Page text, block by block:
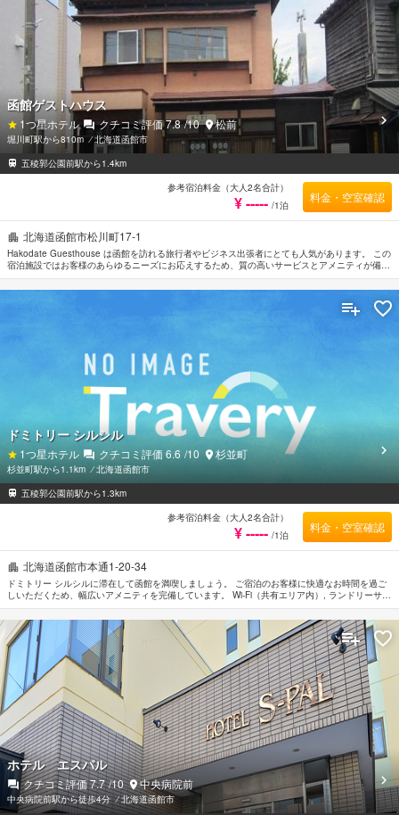
北海道函館市松川町17-1
Hakodate Guesthouse は函館を訪れる旅行者やビジネス出張者にとても人気があります。 この
宿泊施設ではお客様のあらゆるニーズにお応えするため、質の高いサービスとアメニティが備え
られています。 お客様にお楽しみいただけるようコインランドリー, Wi-Fi（共有エリア内）, 自
転車レンタル, 喫煙所, 共用キッチンが備えてあります。 全ての客室にエレガントなインテリア
が施されており、充実したアメニティがご用意されています。 この宿泊施設ではさまざまなレ
クリエーションをご体験いただけます。 函館市内中心に位置する便利なロケーション、フレン
函館ゲストハウス
1つ星ホテル クチコミ評価7.8 /10 松前
堀川町駅から810m ⁄北海道函館市
五稜郭公園前駅から1.4km
参考宿泊料金（大人2名合計）
¥ ----- /1泊
料金・空室確認
北海道函館市本通1-20-34
ドミトリー シルシルに滞在して函館を満喫しましょう。 ご宿泊のお客様に快適なお時間を過ご
しいただくため、幅広いアメニティを完備しています。 Wi-Fi（共有エリア内）, ランドリーサー
ビス, 自転車レンタル, 共用ラウンジ/TVエリア, 共用キッチンなどのホテル施設を思う存分ご堪
能ください。 最高水準規模の施設を誇る客室は、快適で居心地が良く暖房, トイレタリー, 共用
バスルームなどの便利なアメニティもご提供しています。 この宿泊施設ではさまざまなレクリ
エーションをご体験いただけます。 ドミトリー シルシルは函館観光には大変便利で、客室でゆ
っくりとお過ごしいただくにも最適です。
ドミトリー シルシル
1つ星ホテル クチコミ評価6.6 /10 杉並町
杉並町駅から1.1km ⁄北海道函館市
五稜郭公園前駅から1.3km
参考宿泊料金（大人2名合計）
¥ ----- /1泊
料金・空室確認
ホテル エスパル
クチコミ評価7.7 /10 中央病院前
中央病院前駅から徒歩4分 ⁄北海道函館市